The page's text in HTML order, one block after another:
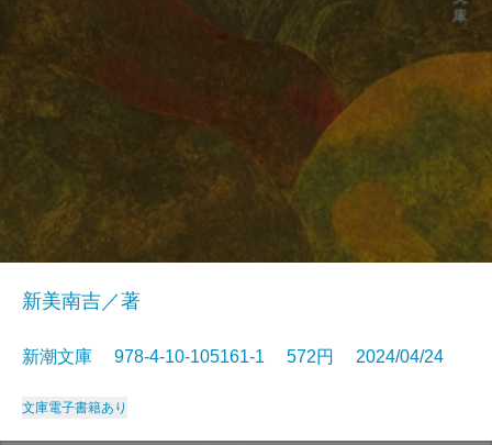
新美南吉／著
新潮文庫 978-4-10-105161-1 572円 2024/04/24
文庫電子書籍あり